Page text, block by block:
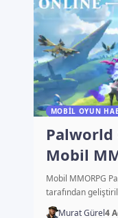
MOBIL OYUN
Mobil
çıkacak
Mobil MMORPG
tarafından
Murat Gürel4